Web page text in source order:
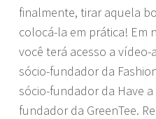
finalmente, tirar aquela
colocá-la em prática! Em
você terá acesso a vídeo-
sócio-fundador da
sócio-fundador da Have
fundador da GreenTee.